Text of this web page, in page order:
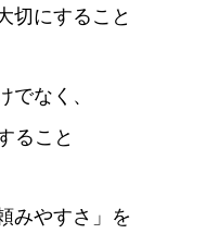
切にすること
でなく、
ること
みやすさ」を